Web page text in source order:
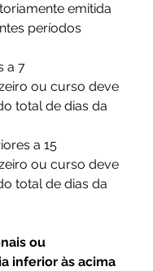
emitida
períodos
a 7
ou curso deve
total de dias da
a 15
ou curso deve
total de dias da
ou
inferior às acima